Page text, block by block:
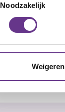
Noodzakelijk
Weigeren